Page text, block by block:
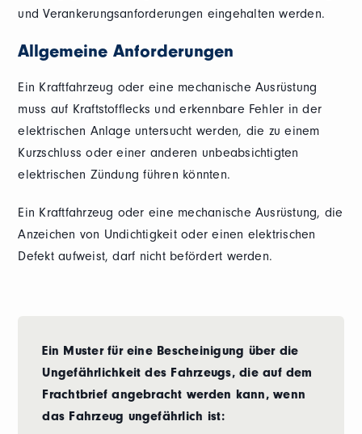
und Verankerungsanforderungen eingehalten werden.
Allgemeine Anforderungen
Ein Kraftfahrzeug oder eine mechanische Ausrüstung
muss auf Kraftstofflecks und erkennbare Fehler in der
elektrischen Anlage untersucht werden, die zu einem
Kurzschluss oder einer anderen unbeabsichtigten
elektrischen Zündung führen könnten.
Ein Kraftfahrzeug oder eine mechanische Ausrüstung, die
Anzeichen von Undichtigkeit oder einen elektrischen
Defekt aufweist, darf nicht befördert werden.
Ein Muster für eine Bescheinigung über die
Ungefährlichkeit des Fahrzeugs, die auf dem
Frachtbrief angebracht werden kann, wenn
das Fahrzeug ungefährlich ist: